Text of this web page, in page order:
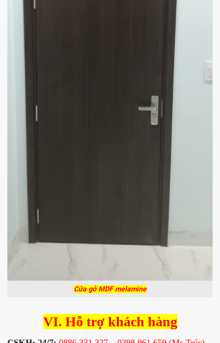
Cửa gỗ MDF melamine
VI. Hỗ trợ khách hàng